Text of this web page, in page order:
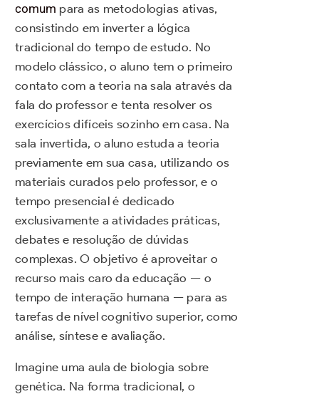
comum para as metodologias ativas,
consistindo em inverter a lógica
tradicional do tempo de estudo. No
modelo clássico, o aluno tem o primeiro
contato com a teoria na sala através da
fala do professor e tenta resolver os
exercícios difíceis sozinho em casa. Na
sala invertida, o aluno estuda a teoria
previamente em sua casa, utilizando os
materiais curados pelo professor, e o
tempo presencial é dedicado
exclusivamente a atividades práticas,
debates e resolução de dúvidas
complexas. O objetivo é aproveitar o
recurso mais caro da educação — o
tempo de interação humana — para as
tarefas de nível cognitivo superior, como
análise, síntese e avaliação.
Imagine uma aula de biologia sobre
genética. Na forma tradicional, o